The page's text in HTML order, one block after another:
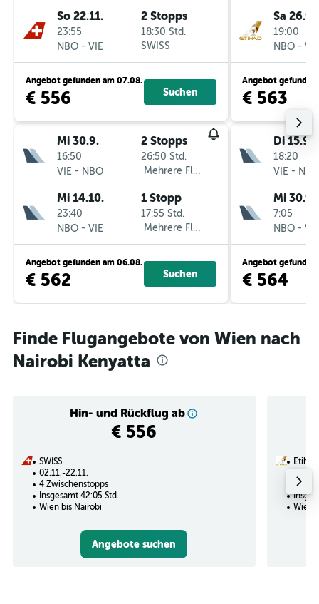
So 22.11.
23:55
NBO - VIE
2 Stopps
18:30 Std.
SWISS
Angebot gefunden am 07.08.
€ 556 Suchen
Mi 30.9.
16:50
VIE - NBO
2 Stopps
26:50 Std.
Mehrere Fluglinien
Mi 14.10.
23:40
NBO - VIE
1 Stopp
17:55 Std.
Mehrere Fluglinien
Angebot gefunden am 06.08.
€ 562 Suchen
Sa 26.9.
19:00
NBO - VIE
Angebot gefunden
€ 563
Di 15.9.
18:20
VIE - NBO
Mi 30.9.
7:05
NBO - VIE
Angebot gefunden
€ 564
Finde Flugangebote von Wien nach
Nairobi Kenyatta
Hin- und Rückflug ab
€ 556
SWISS
02.11.-22.11.
4 Zwischenstopps
Insgesamt 42:05 Std.
Wien bis Nairobi
Angebote suchen
1
Wien